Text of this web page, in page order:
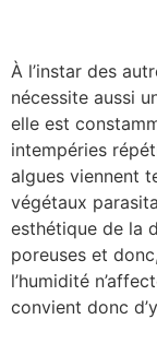
À l’instar des
nécessite aussi
elle est
intempéries
algues viennent
végétaux
esthétique de la
poreuses et
l’humidité
convient donc